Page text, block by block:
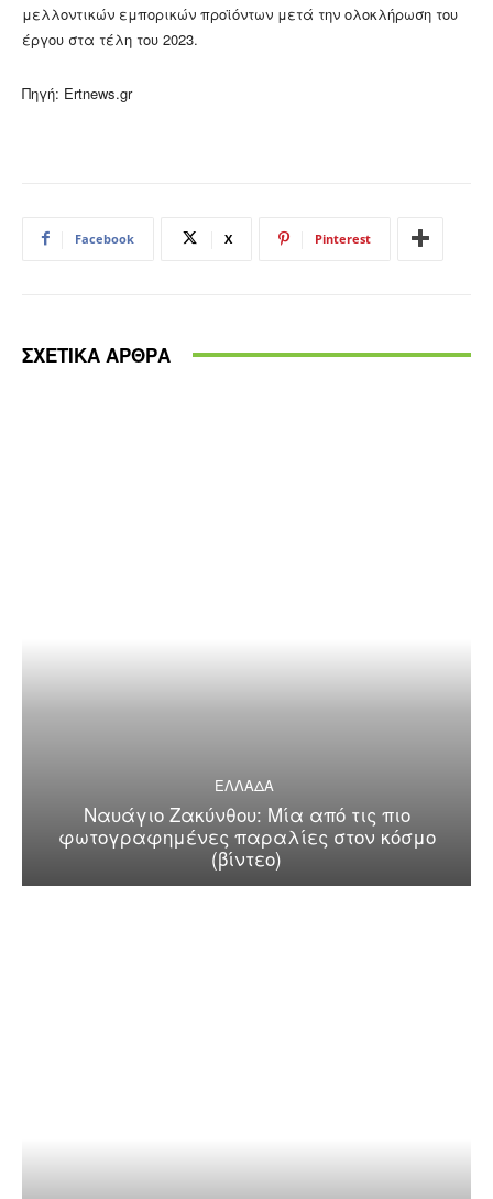
μελλοντικών εμπορικών προϊόντων μετά την ολοκλήρωση του
έργου στα τέλη του 2023.
Πηγή: Ertnews.gr
Facebook X Pinterest
ΣΧΕΤΙΚΑ ΑΡΘΡΑ
ΕΛΛΑΔΑ
Ναυάγιο Ζακύνθου: Μία από τις πιο
φωτογραφημένες παραλίες στον κόσμο
(βίντεο)